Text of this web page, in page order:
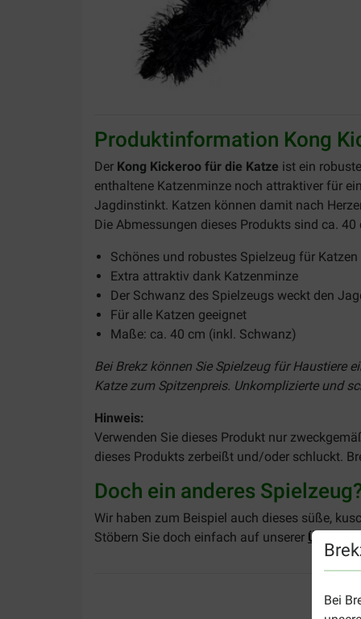
Bei
Produktinformation Kong
Der Kong Kickeroo für die Katze ist ein
enthaltene Katzenminze noch attraktiver für
Jagdinstinkt. Katzen können damit nach
Die Abmessungen dieses Produkts sind ca.
Schönes und robustes Spielzeug für Katzen
Extra attraktiv dank Katzenminze
Der Schwanz des Spielzeugs weckt den
Für alle Katzen geeignet
Maße: ca. 40 cm (inkl. Schwanz)
Bei Brekz können Sie Spielzeug für Haustiere
Katze zum Spitzenpreis. Unkomplizierte und
Hinweis:
Verwenden Sie dieses Produkt nur
dieses Produkts zerbeißt und/oder schluckt.
Doch ein anderes
Wir haben zum Beispiel auch dieses süße,
Stöbern Sie doch einfach auf unserer